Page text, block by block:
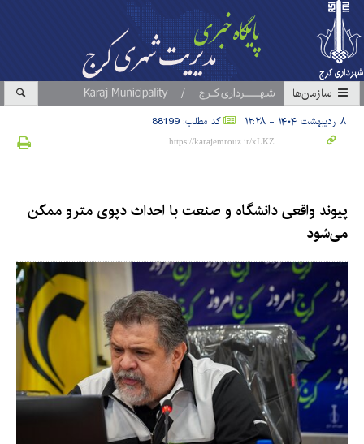
سازمان‎ها
۸ اردیبهشت ۱۴۰۴ - ۱۲:۲۸ کد مطلب: 88199
پیوند واقعی دانشگاه و صنعت با احداث دپوی مترو ممکن
می‌شود